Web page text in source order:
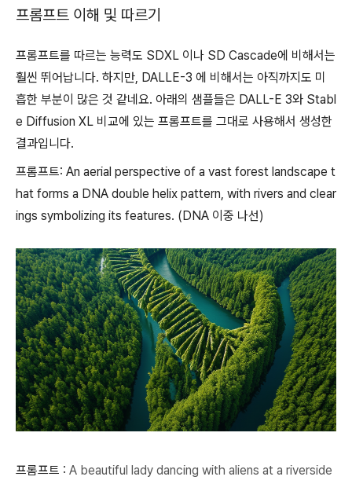
프롬프트 이해 및 따르기
프롬프트를 따르는 능력도 SDXL 이나 SD Cascade에 비해서는
훨씬 뛰어납니다. 하지만, DALLE-3 에 비해서는 아직까지도 미
흡한 부분이 많은 것 같네요. 아래의 샘플들은 DALL-E 3와 Stabl
e Diffusion XL 비교에 있는 프롬프트를 그대로 사용해서 생성한
결과입니다.
프롬프트: An aerial perspective of a vast forest landscape t
hat forms a DNA double helix pattern, with rivers and clear
ings symbolizing its features. (DNA 이중 나선)
프롬프트 : A beautiful lady dancing with aliens at a riverside